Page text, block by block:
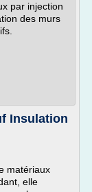
par injection
des murs
Insulation
matériaux
elle